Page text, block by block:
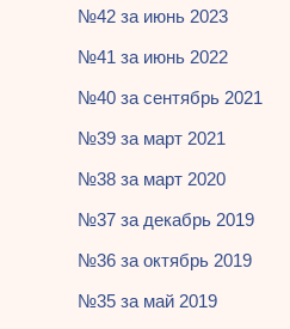
№42 за июнь 2023
№41 за июнь 2022
№40 за сентябрь 2021
№39 за март 2021
№38 за март 2020
№37 за декабрь 2019
№36 за октябрь 2019
№35 за май 2019